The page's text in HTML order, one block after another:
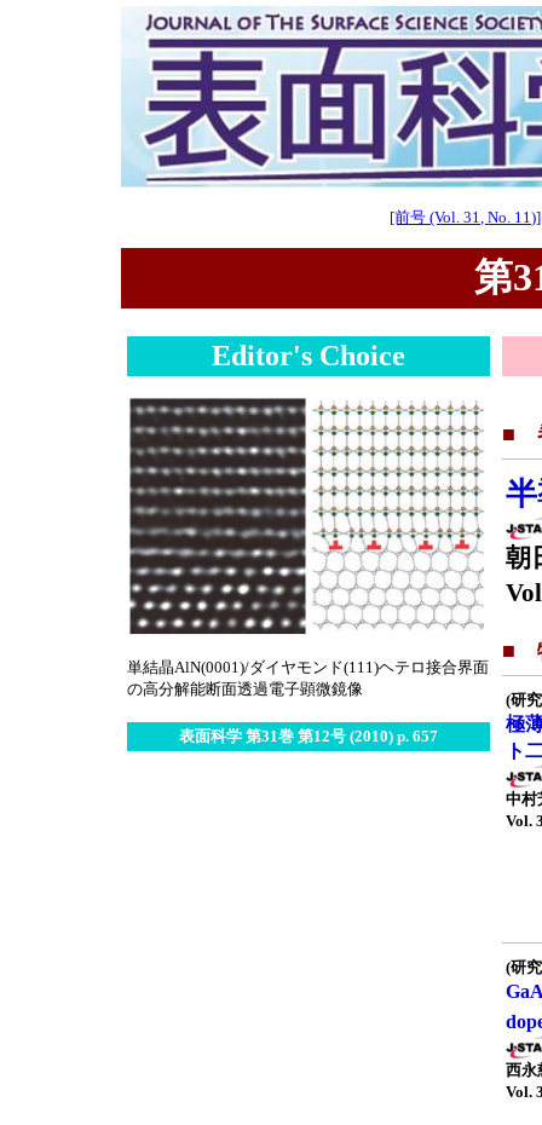
[前号 (Vol. 31, No. 11)]
第
Editor's Choice
単結晶AlN(0001)/ダイヤモンド(111)ヘテロ接合界面
の高分解能断面透過電子顕微鏡像
表面科学 第31巻 第12号 (2010) p. 657
■
朝
■
(研
極
ト
中村
Vol.
(研
西永
Vol.